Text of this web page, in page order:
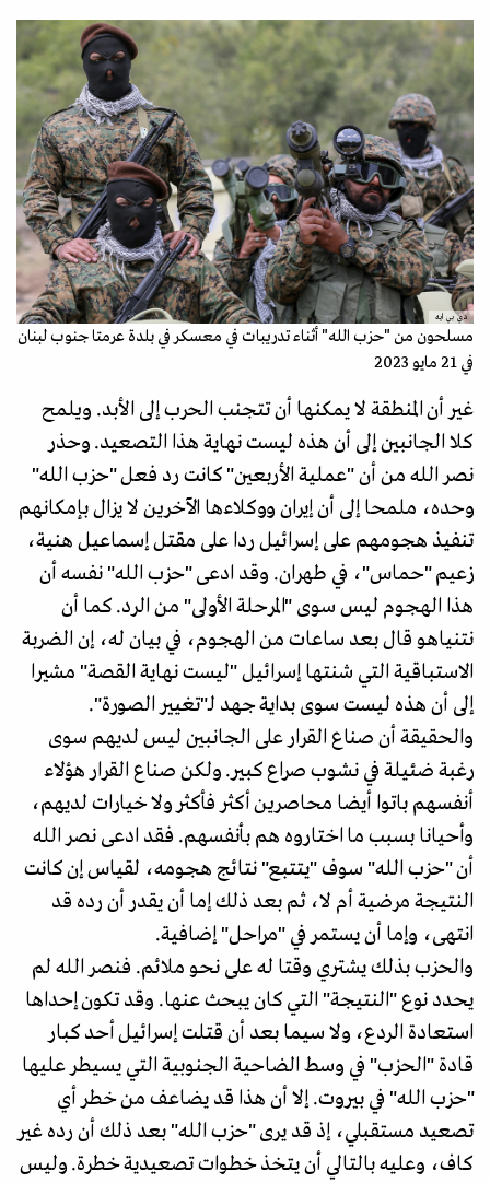
دي بي ايه
مسلحون من "حزب الله" أثناء تدريبات في معسكر في بلدة عرمتا جنوب لبنان
في 21 مايو 2023
غير أن المنطقة لا يمكنها أن تتجنب الحرب إلى الأبد. ويلمح
كلا الجانبين إلى أن هذه ليست نهاية هذا التصعيد. وحذر
نصر الله من أن "عملية الأربعين" كانت رد فعل "حزب الله"
وحده، ملمحا إلى أن إيران ووكلاءها الآخرين لا يزال بإمكانهم
تنفيذ هجومهم على إسرائيل ردا على مقتل إسماعيل هنية،
زعيم "حماس"، في طهران. وقد ادعى "حزب الله" نفسه أن
هذا الهجوم ليس سوى "المرحلة الأولى" من الرد. كما أن
نتنياهو قال بعد ساعات من الهجوم، في بيان له، إن الضربة
الاستباقية التي شنتها إسرائيل "ليست نهاية القصة" مشيرا
إلى أن هذه ليست سوى بداية جهد لـ"تغيير الصورة".
والحقيقة أن صناع القرار على الجانبين ليس لديهم سوى
رغبة ضئيلة في نشوب صراع كبير. ولكن صناع القرار هؤلاء
أنفسهم باتوا أيضا محاصرين أكثر فأكثر ولا خيارات لديهم،
وأحيانا بسبب ما اختاروه هم بأنفسهم. فقد ادعى نصر الله
أن "حزب الله" سوف "يتتبع" نتائج هجومه، لقياس إن كانت
النتيجة مرضية أم لا، ثم بعد ذلك إما أن يقدر أن رده قد
انتهى، وإما أن يستمر في "مراحل" إضافية.
والحزب بذلك يشتري وقتا له على نحو ملائم. فنصر الله لم
يحدد نوع "النتيجة" التي كان يبحث عنها. وقد تكون إحداها
استعادة الردع، ولا سيما بعد أن قتلت إسرائيل أحد كبار
قادة "الحزب" في وسط الضاحية الجنوبية التي يسيطر عليها
"حزب الله" في بيروت. إلا أن هذا قد يضاعف من خطر أي
تصعيد مستقبلي، إذ قد يرى "حزب الله" بعد ذلك أن رده غير
كاف، وعليه بالتالي أن يتخذ خطوات تصعيدية خطرة. وليس